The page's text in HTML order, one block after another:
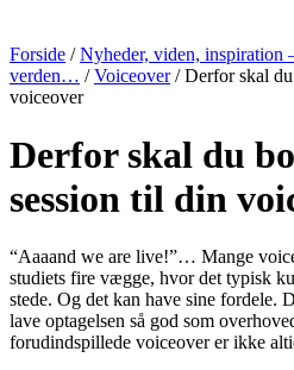
Forside /Nyheder, viden, inspiration
verden… /Voiceover/Derfor skal
voiceover
Derfor skal du
session til din
“Aaaand we are live!”… Mange
studiets fire vægge, hvor det typisk
stede. Og det kan have sine fordele.
lave optagelsen så god som
forudindspillede voiceover er ikke